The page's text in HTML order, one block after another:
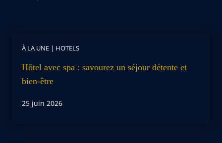
À LA UNE | HOTELS
Hôtel avec spa : savourez un séjour détente et
bien-être
25 juin 2026